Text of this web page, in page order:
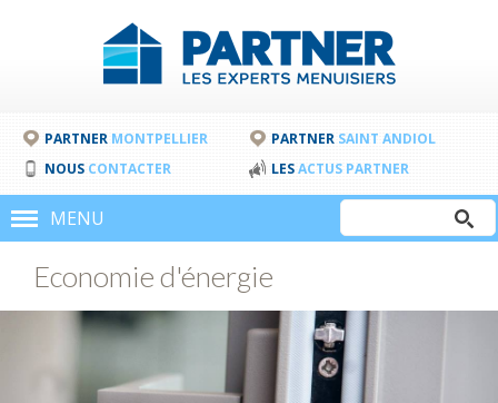
PARTNER MONTPELLIER PARTNER SAINT ANDIOL
NOUS CONTACTER LESACTUS PARTNER
MENU
recherche
Rechercher
Economie d'énergie